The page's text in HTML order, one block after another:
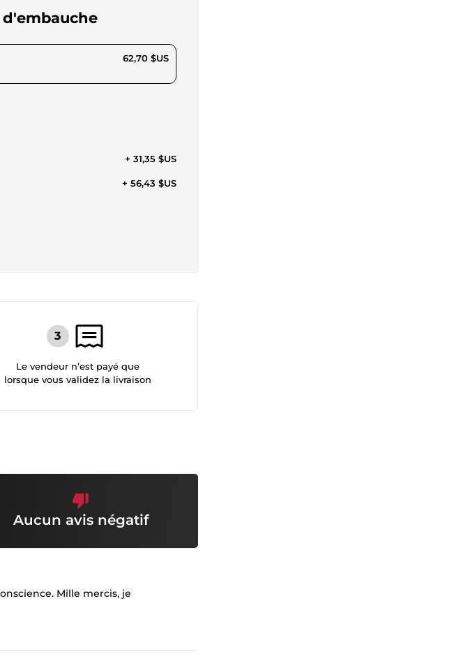
62,70 $US
+ 31,35 $US
+ 56,43 $US
Le vendeur n’est payé que
lorsque vous validez la livraison
Aucun avis négatif
Mille mercis, je